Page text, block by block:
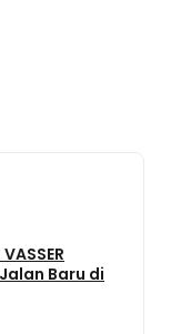
Baru di